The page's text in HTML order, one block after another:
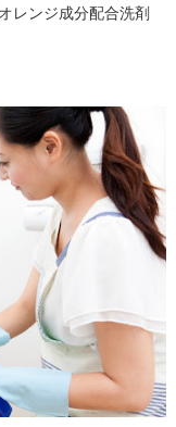
レンジ成分配合洗剤